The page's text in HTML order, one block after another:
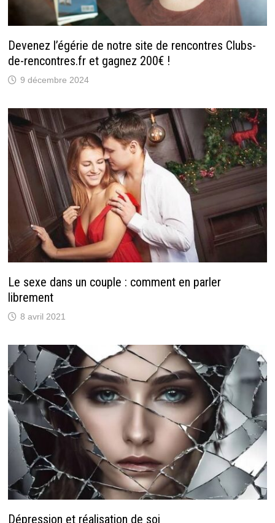
Devenez l’égérie de notre site de rencontres Clubs-
de-rencontres.fr et gagnez 200€ !
9 décembre 2024
Le sexe dans un couple : comment en parler
librement
8 avril 2021
Dépression et réalisation de soi